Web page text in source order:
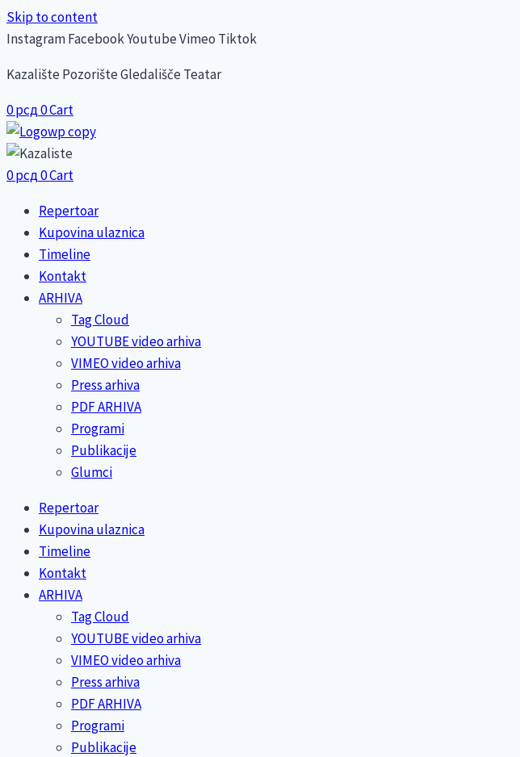
Skip to content
InstagramFacebookYoutubeVimeo Tiktok
Kazalište Pozorište Gledališče Teatar
0рсд0Cart
0рсд0Cart
Repertoar
Kupovina ulaznica
Timeline
Kontakt
ARHIVA
Tag Cloud
YOUTUBE video arhiva
VIMEO video arhiva
Press arhiva
PDF ARHIVA
Programi
Publikacije
Glumci
Repertoar
Kupovina ulaznica
Timeline
Kontakt
ARHIVA
Tag Cloud
YOUTUBE video arhiva
VIMEO video arhiva
Press arhiva
PDF ARHIVA
Programi
Publikacije